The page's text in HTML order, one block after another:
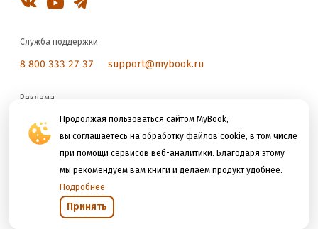
Продолжая пользоваться сайтом MyBook,
вы соглашаетесь на обработку файлов cookie, в том числе
при помощи сервисов веб-аналитики. Благодаря этому
мы рекомендуем вам книги и делаем продукт удобнее.
Подробнее
Принять
Служба поддержки
8 800 333 27 37 support@mybook.ru
Реклама
reklama@litres.ru
Мы принимаем к оплате
Открыть в приложении